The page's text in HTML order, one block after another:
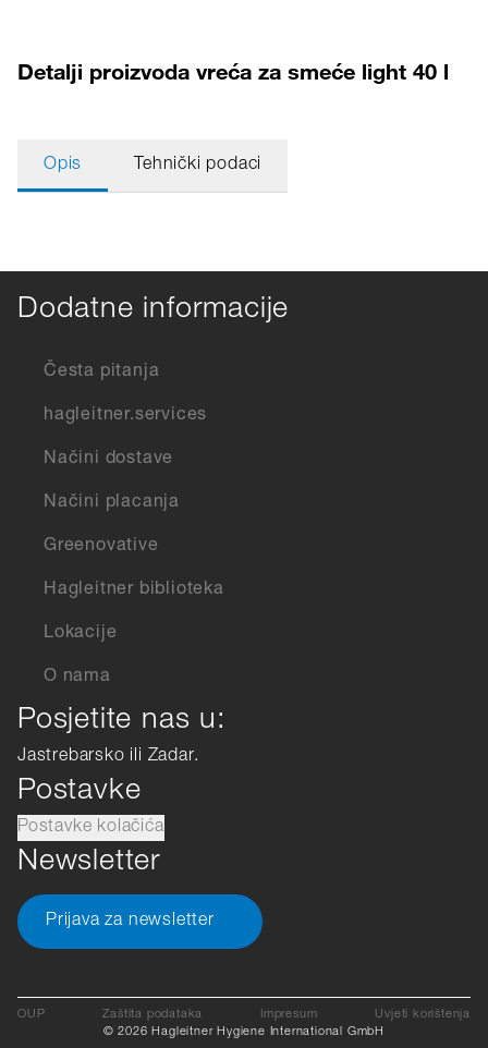
Detalji proizvoda vreća za smeće light 40 l
Opis Tehnički podaci
Dodatne informacije
Česta pitanja
hagleitner.services
Načini dostave
Načini placanja
Greenovative
Hagleitner biblioteka
Lokacije
O nama
Posjetite nas u:
Jastrebarsko ili Zadar.
Postavke
Postavke kolačića
Newsletter
Prijava za newsletter
OUP Zaštita podataka Impresum
Uvjeti korištenja
© 2026 Hagleitner Hygiene International GmbH